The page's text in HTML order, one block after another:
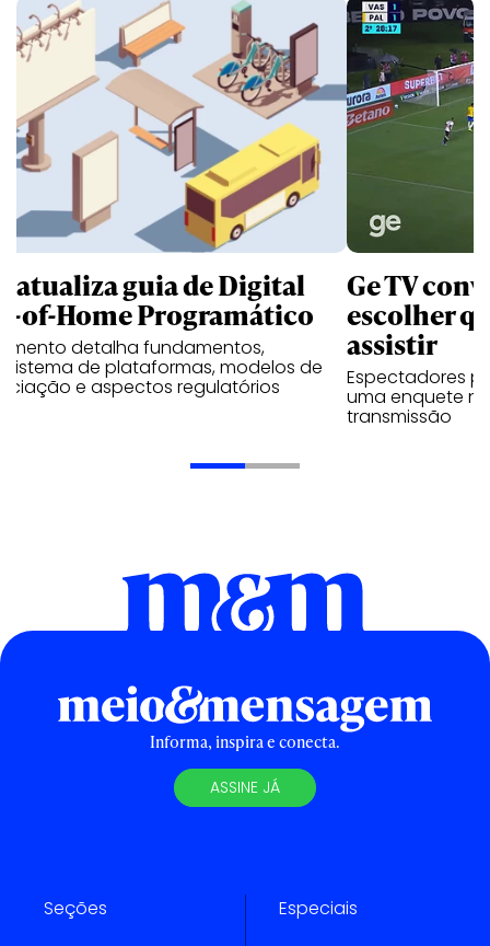
atualiza guia de Digital
of-Home Programático
detalha fundamentos,
de plataformas, modelos de
e aspectos regulatórios
Ge TV
escolher
assistir
Espectadores
uma enquete
transmissão
Informa, inspira e conecta.
ASSINE JÁ
Seções Especiais